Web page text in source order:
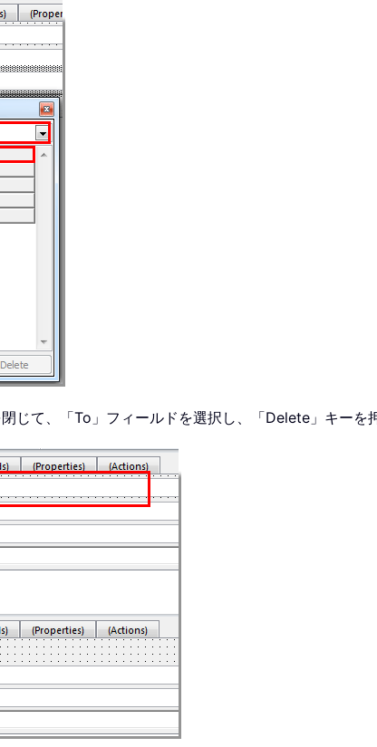
じて、「To」フィールドを選択し、「Delete」キーを